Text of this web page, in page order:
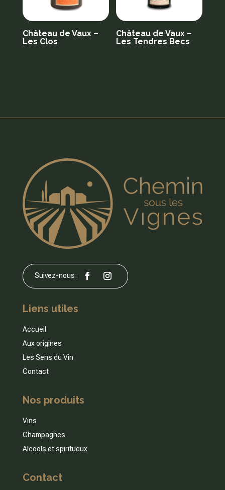
Château de Vaux –
Les Clos
Château de Vaux –
Les Tendres Becs
Liens utiles
Accueil
Aux origines
Les Sens du Vin
Contact
Nos produits
Vins
Champagnes
Alcools et spiritueux
Contact